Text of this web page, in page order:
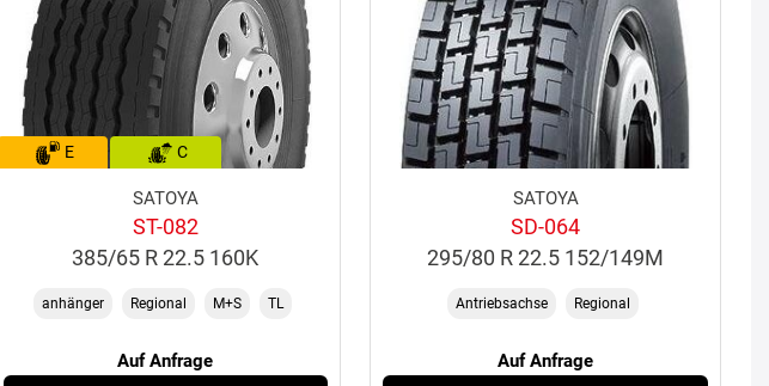
E C
SATOYA
ST-082
385/65 R 22.5 160K
anhänger Regional M+S TL
Auf Anfrage
SATOYA
SD-064
295/80 R 22.5 152/149M
Antriebsachse Regional
Auf Anfrage